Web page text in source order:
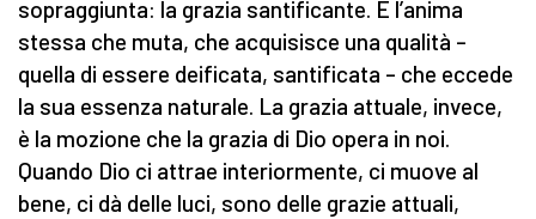
sopraggiunta: la grazia santificante. È l’anima
stessa che muta, che acquisisce una qualità –
quella di essere deificata, santificata – che eccede
la sua essenza naturale. La grazia attuale, invece,
è la mozione che la grazia di Dio opera in noi.
Quando Dio ci attrae interiormente, ci muove al
bene, ci dà delle luci, sono delle grazie attuali,